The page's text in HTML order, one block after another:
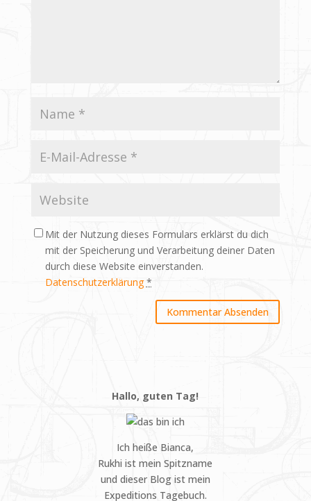
Mit der Nutzung dieses Formulars erklärst du dich
mit der Speicherung und Verarbeitung deiner Daten
durch diese Website einverstanden.
Datenschutzerklärung *
Hallo, guten Tag!
Ich heiße Bianca,
Rukhi ist mein Spitzname
und dieser Blog ist mein
Expeditions Tagebuch.